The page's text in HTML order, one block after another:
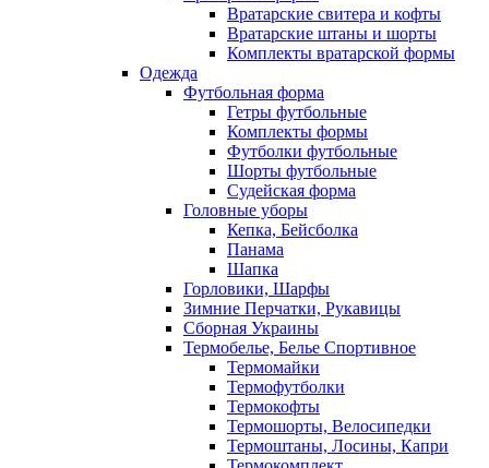
Вратарские свитера и кофты
Вратарские штаны и шорты
Комплекты вратарской формы
Одежда
Футбольная форма
Гетры футбольные
Комплекты формы
Футболки футбольные
Шорты футбольные
Судейская форма
Головные уборы
Кепка, Бейсболка
Панама
Шапка
Горловики, Шарфы
Зимние Перчатки, Рукавицы
Сборная Украины
Термобелье, Белье Спортивное
Термомайки
Термофутболки
Термокофты
Термошорты, Велосипедки
Термоштаны, Лосины, Капри